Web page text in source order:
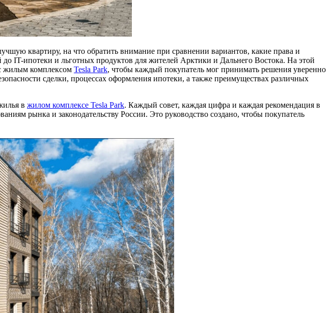
квартиру, на что обратить внимание при сравнении вариантов, какие права и
IT-ипотеки и льготных продуктов для жителей Арктики и Дальнего Востока. На этой
жилым комплексом Tesla Park, чтобы каждый покупатель мог принимать решения уверенно
сделки, процессах оформления ипотеки, а также преимуществах различных
в жилом комплексе Tesla Park. Каждый совет, каждая цифра и каждая рекомендация в
рынка и законодательству России. Это руководство создано, чтобы покупатель